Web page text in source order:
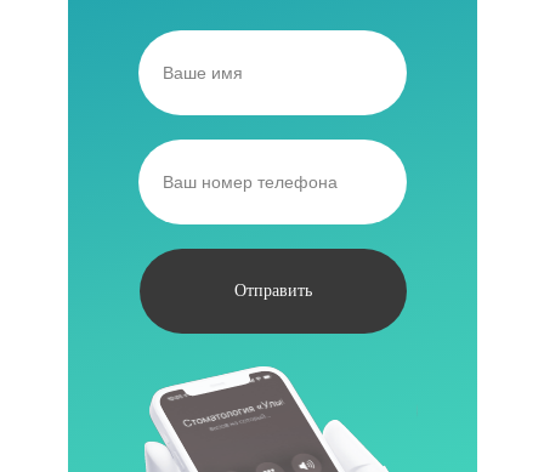
Отправить